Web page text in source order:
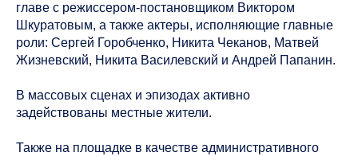
главе с режиссером-постановщиком Виктором
Шкуратовым, а также актеры, исполняющие главные
роли: Сергей Горобченко, Никита Чеканов, Матвей
Жизневский, Никита Василевский и Андрей Папанин.
В массовых сценах и эпизодах активно
задействованы местные жители.
Также на площадке в качестве административного